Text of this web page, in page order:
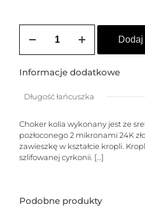
Choker
pozłacana
PEAR
Informacje dodatkowe
Długość łańcuszka
Choker kolia wykonany jest ze
pozłoconego 2 mikronami 24K
zawieszkę w kształcie kropli.
szlifowanej cyrkonii. […]
Podobne produkty